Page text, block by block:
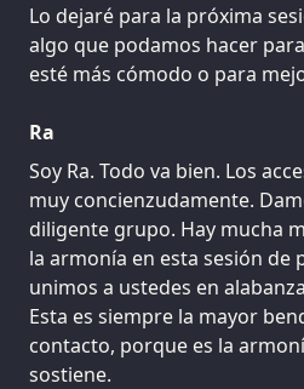
Lo dejaré para la próxima
algo que podamos hacer
esté más cómodo o para
Ra
Soy Ra. Todo va bien. Los
muy concienzudamente.
diligente grupo. Hay mucha
la armonía en esta sesión de
unimos a ustedes en
Esta es siempre la mayor
contacto, porque es la
sostiene.